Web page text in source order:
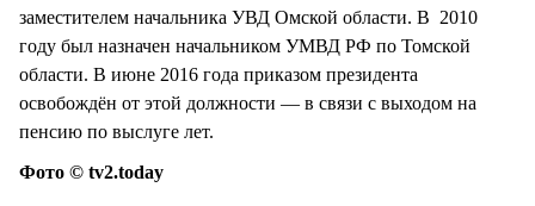
заместителем начальника УВД Омской области. В 2010
году был назначен начальником УМВД РФ по Томской
области. В июне 2016 года приказом президента
освобождён от этой должности — в связи с выходом на
пенсию по выслуге лет.
Фото © tv2.today